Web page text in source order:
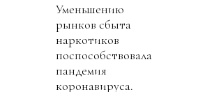
Уменьшению
рынков сбыта
наркотиков
поспособствовала
пандемия
коронавируса.